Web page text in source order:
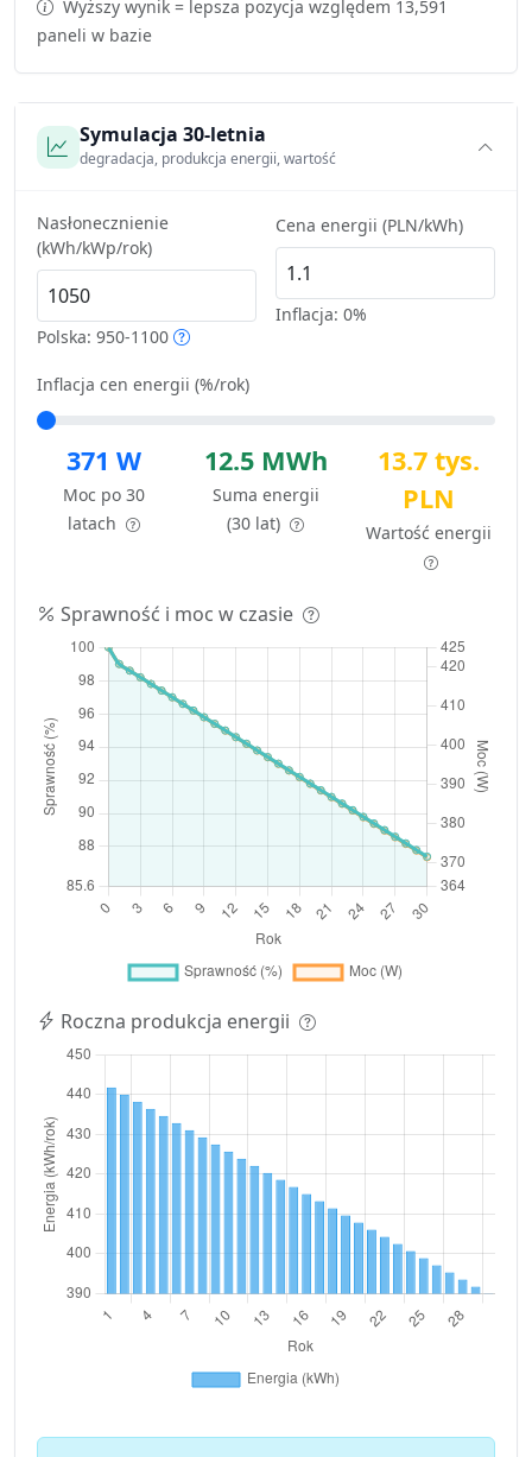
Wyższy wynik = lepsza pozycja względem 13,591
paneli w bazie
Symulacja 30-letnia
degradacja, produkcja energii, wartość
Nasłonecznienie
(kWh/kWp/rok)
Polska: 950-1100
Cena energii (PLN/kWh)
Inflacja: 0%
Inflacja cen energii (%/rok)
371 W
Moc po 30
latach
12.5 MWh
Suma energii
(30 lat)
13.7 tys.
PLN
Wartość energii
Sprawność i moc w czasie
Roczna produkcja energii